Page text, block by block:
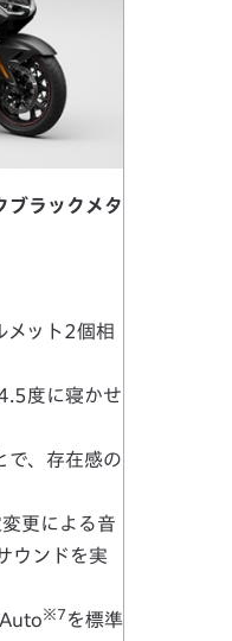
ラックメタ
メット2個相
度に寝かせ
で、存在感の
更による音
ウンドを実
※7 を標準